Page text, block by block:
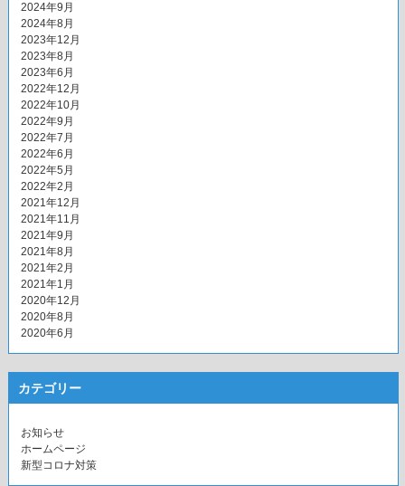
2024年9月
2024年8月
2023年12月
2023年8月
2023年6月
2022年12月
2022年10月
2022年9月
2022年7月
2022年6月
2022年5月
2022年2月
2021年12月
2021年11月
2021年9月
2021年8月
2021年2月
2021年1月
2020年12月
2020年8月
2020年6月
カテゴリー
お知らせ
ホームページ
新型コロナ対策